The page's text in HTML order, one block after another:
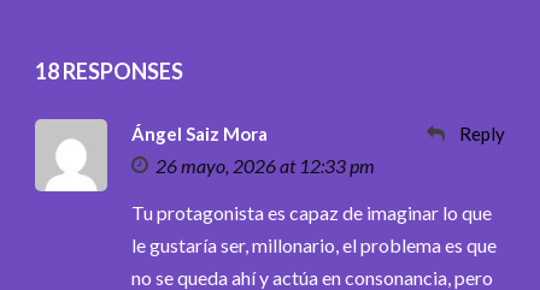
18 RESPONSES
Ángel Saiz Mora
26 mayo, 2026 at 12:33 pm
Reply
Tu protagonista es capaz de imaginar lo que
le gustaría ser, millonario, el problema es que
no se queda ahí y actúa en consonancia, pero